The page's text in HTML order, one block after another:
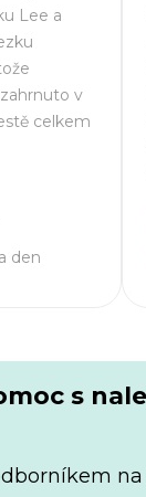
Lee a
v
celkem
den
s